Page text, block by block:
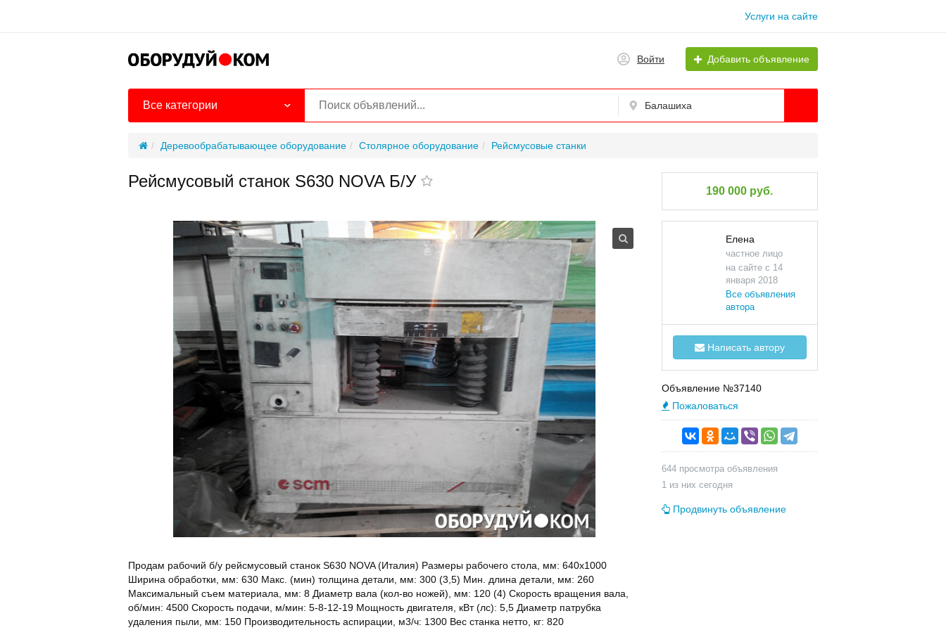
Услуги на сайте
Войти Добавить объявление
Все категории Балашиха
Деревообрабатывающее оборудование Столярное оборудование Рейсмусовые станки
Рейсмусовый станок S630 NOVA Б/У
190 000 руб.
Продам рабочий б/у рейсмусовый станок S630 NOVA (Италия) Размеры рабочего стола, мм: 640x1000
Ширина обработки, мм: 630 Макс. (мин) толщина детали, мм: 300 (3,5) Мин. длина детали, мм: 260
Максимальный съем материала, мм: 8 Диаметр вала (кол-во ножей), мм: 120 (4) Скорость вращения вала,
об/мин: 4500 Скорость подачи, м/мин: 5-8-12-19 Мощность двигателя, кВт (лс): 5,5 Диаметр патрубка
удаления пыли, мм: 150 Производительность аспирации, м3/ч: 1300 Вес станка нетто, кг: 820
Елена
частное лицо
на сайте с 14
января 2018
Все объявления
автора
Написать автору
Объявление №37140
Пожаловаться
644 просмотра объявления
1 из них сегодня
Продвинуть объявление